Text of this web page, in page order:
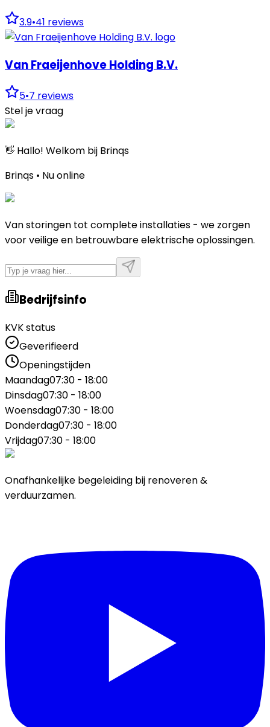
3.9•41 reviews
Van Fraeijenhove Holding B.V.
5•7 reviews
Stel je vraag
👋 Hallo! Welkom bij Brinqs
Brinqs • Nu online
Van storingen tot complete installaties - we zorgen
voor veilige en betrouwbare elektrische oplossingen.
Bedrijfsinfo
KVK status
Geverifieerd
Openingstijden
Maandag07:30 - 18:00
Dinsdag07:30 - 18:00
Woensdag07:30 - 18:00
Donderdag07:30 - 18:00
Vrijdag07:30 - 18:00
Onafhankelijke begeleiding bij renoveren &
verduurzamen.